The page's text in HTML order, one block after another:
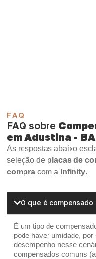
FAQ
FAQ sobre
em Adustina - BA
As respostas abaixo
seleção de placas de
compra com a Infinity.
O que é compensado
É um tipo de
pode haver umidade,
desempenho nesse
compensados comuns